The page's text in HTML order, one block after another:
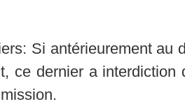
Si antérieurement au
ce dernier a interdiction